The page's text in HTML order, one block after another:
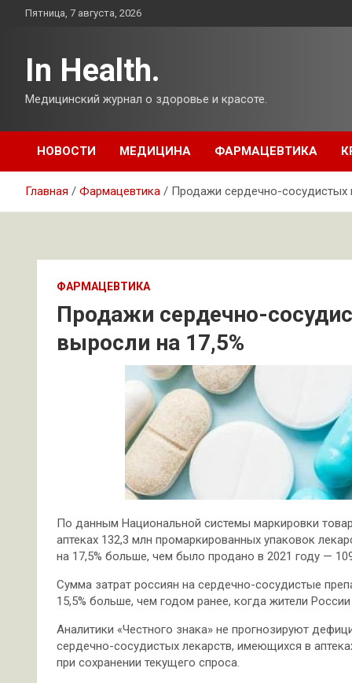
ПерейтиПятница, 7 августа, 2026
In Health.
Медицинский журнал о здоровье и красоте.
НОВОСТИ МЕДИЦИНА ФАРМАЦЕВТИКА
Главная Фармацевтика Продажи сердечно-сосудистых
ФАРМАЦЕВТИКА
Продажи сердечно-
выросли на 17,5%
По данным Национальной системы маркировки
аптеках 132,3 млн промаркированных упаковок
на 17,5% больше, чем было продано в 2021 году —
Сумма затрат россиян на сердечно-сосудистые
15,5% больше, чем годом ранее, когда жители
Аналитики «Честного знака» не прогнозируют
сердечно-сосудистых лекарств, имеющихся в
при сохранении текущего спроса.